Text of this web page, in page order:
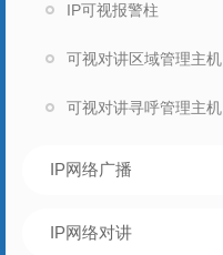
IP可视报警柱
可视对讲区域管理主机
可视对讲寻呼管理主机
IP网络广播
IP网络对讲